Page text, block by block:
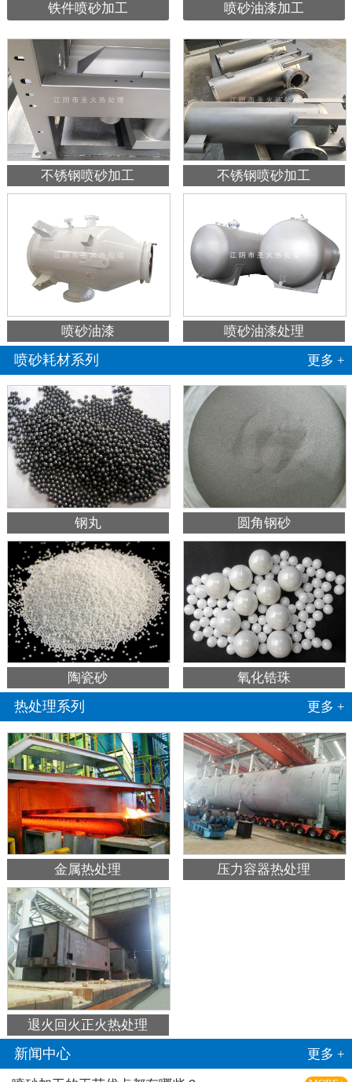
铁件喷砂加工 喷砂油漆加工
不锈钢喷砂加工 不锈钢喷砂加工
喷砂油漆 喷砂油漆处理
喷砂耗材系列 更多 +
钢丸 圆角钢砂
陶瓷砂 氧化锆珠
热处理系列 更多 +
金属热处理 压力容器热处理
退火回火正火热处理
新闻中心 更多 +